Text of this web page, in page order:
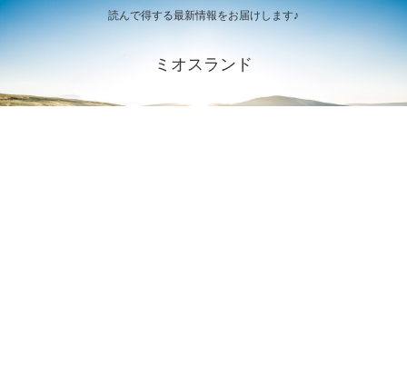
読んで得する最新情報をお届けします♪
ミオスランド